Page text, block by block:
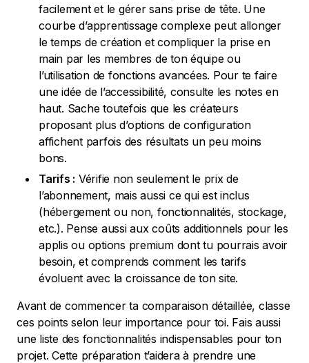
facilement et le gérer sans prise de tête. Une
courbe d’apprentissage complexe peut allonger
le temps de création et compliquer la prise en
main par les membres de ton équipe ou
l’utilisation de fonctions avancées. Pour te faire
une idée de l’accessibilité, consulte les notes en
haut. Sache toutefois que les créateurs
proposant plus d’options de configuration
affichent parfois des résultats un peu moins
bons.
Tarifs : Vérifie non seulement le prix de
l’abonnement, mais aussi ce qui est inclus
(hébergement ou non, fonctionnalités, stockage,
etc.). Pense aussi aux coûts additionnels pour les
applis ou options premium dont tu pourrais avoir
besoin, et comprends comment les tarifs
évoluent avec la croissance de ton site.
Avant de commencer ta comparaison détaillée, classe
ces points selon leur importance pour toi. Fais aussi
une liste des fonctionnalités indispensables pour ton
projet. Cette préparation t’aidera à prendre une